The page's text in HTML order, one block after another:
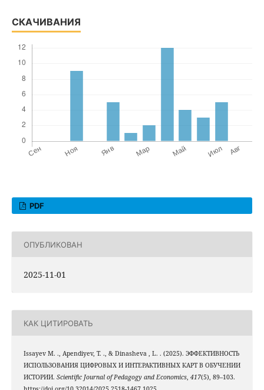
СКАЧИВАНИЯ
PDF
ОПУБЛИКОВАН
2025-11-01
КАК ЦИТИРОВАТЬ
Issayev М. ., Apendiyev, T. ., & Dinasheva , L. . (2025). ЭФФЕКТИВНОСТЬ
ИСПОЛЬЗОВАНИЯ ЦИФРОВЫХ И ИНТЕРАКТИВНЫХ КАРТ В ОБУЧЕНИИ
ИСТОРИИ. Scientific Journal of Pedagogy and Economics, 417(5), 89–103.